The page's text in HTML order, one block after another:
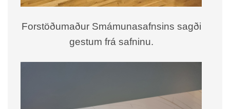
Forstöðumaður Smámunasafnsins sagði
gestum frá safninu.